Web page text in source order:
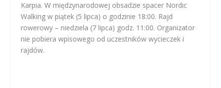
Karpia. W międzynarodowej obsadzie spacer Nordic
Walking w piątek (5 lipca) o godzinie 18:00. Rajd
rowerowy – niedziela (7 lipca) godz. 11:00. Organizator
nie pobiera wpisowego od uczestników wycieczek i
rajdów.